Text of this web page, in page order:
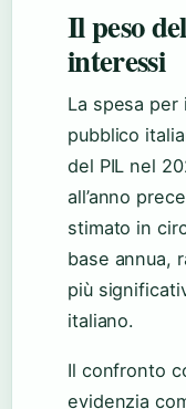
Il peso
interessi
La spesa
pubblico
del PIL nel
all’anno
stimato in
base annua,
più
italiano.
Il confronto
evidenzia